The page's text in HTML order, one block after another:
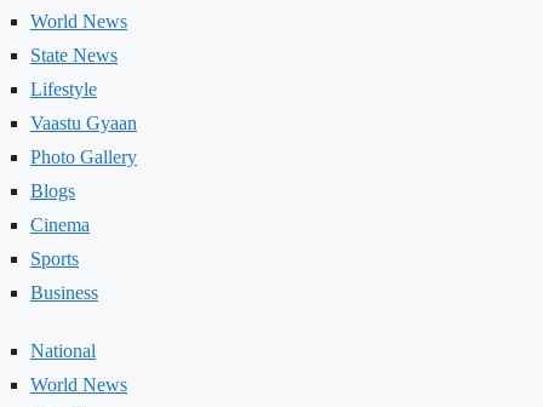
World News
State News
Lifestyle
Vaastu Gyaan
Photo Gallery
Blogs
Cinema
Sports
Business
National
World News